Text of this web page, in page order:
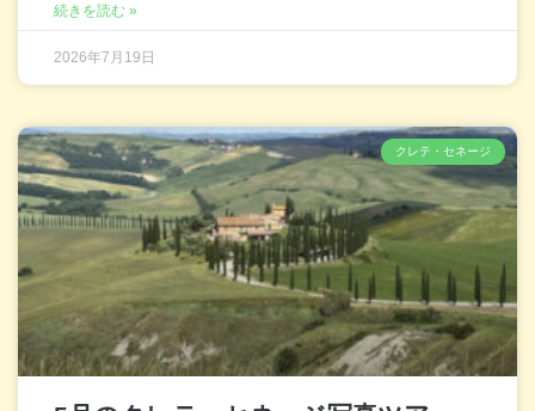
続きを読む »
2026年7月19日
クレテ・セネージ